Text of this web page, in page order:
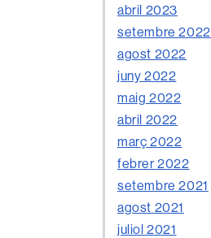
abril 2023
setembre 2022
agost 2022
juny 2022
maig 2022
abril 2022
març 2022
febrer 2022
setembre 2021
agost 2021
juliol 2021